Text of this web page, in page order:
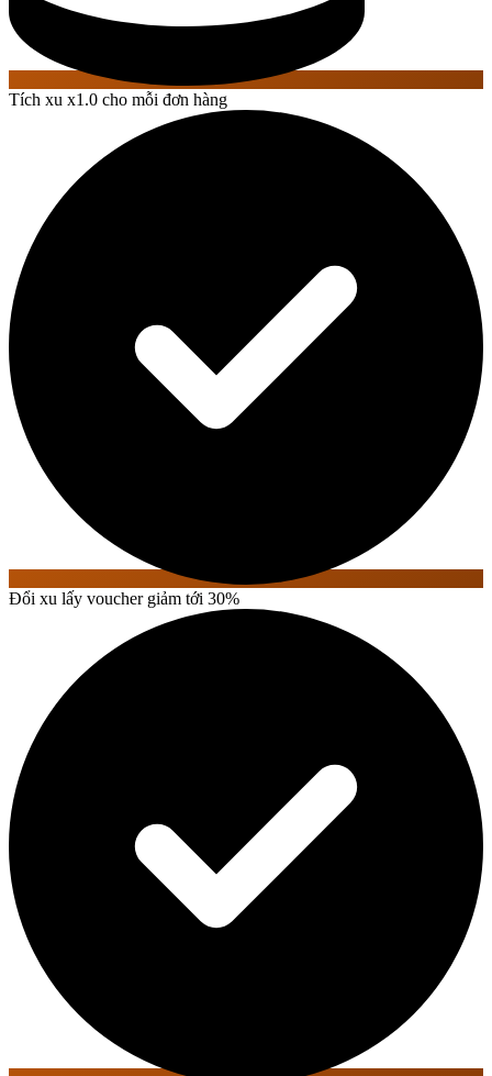
Tích xu x1.0 cho mỗi đơn hàng
Đổi xu lấy voucher giảm tới 30%